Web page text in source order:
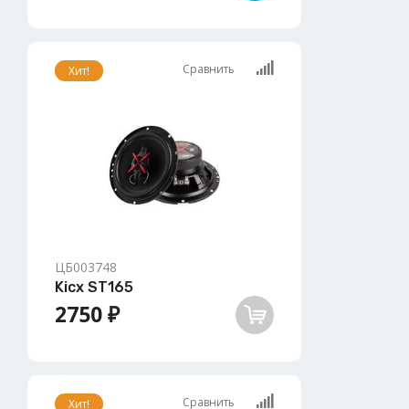
Хит! Сравнить
ЦБ003748
Kicx ST165
2750 ₽
Хит! Сравнить